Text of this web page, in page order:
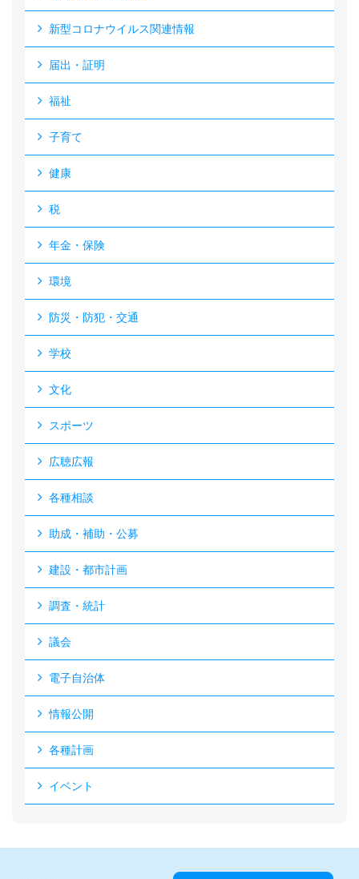
新型コロナウイルス関連情報
届出・証明
福祉
子育て
健康
税
年金・保険
環境
防災・防犯・交通
学校
文化
スポーツ
広聴広報
各種相談
助成・補助・公募
建設・都市計画
調査・統計
議会
電子自治体
情報公開
各種計画
イベント